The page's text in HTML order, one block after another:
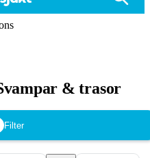
& trasor
Filter